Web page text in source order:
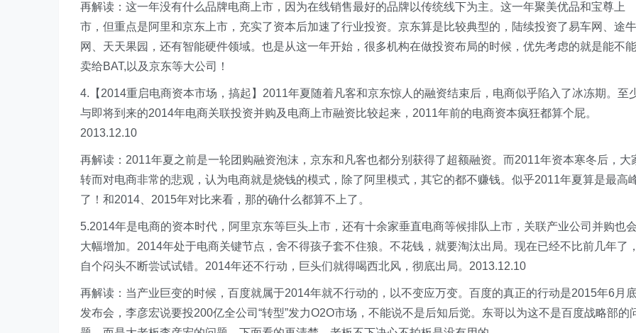
再解读：这一年没有什么品牌电商上市，因为在线销售最好的品牌以传统线下为主。这一年聚美优品和宝尊上
市，但重点是阿里和京东上市，充实了资本后加速了行业投资。京东算是比较典型的，陆续投资了易车网、途牛
网、天天果园，还有智能硬件领域。也是从这一年开始，很多机构在做投资布局的时候，优先考虑的就是能不能
卖给BAT,以及京东等大公司！
4.【2014重启电商资本市场，搞起】2011年夏随着凡客和京东惊人的融资结束后，电商似乎陷入了冰冻期。至
与即将到来的2014年电商关联投资并购及电商上市融资比较起来，2011年前的电商资本疯狂都算个屁。
2013.12.10
再解读：2011年夏之前是一轮团购融资泡沫，京东和凡客也都分别获得了超额融资。而2011年资本寒冬后，大
转而对电商非常的悲观，认为电商就是烧钱的模式，除了阿里模式，其它的都不赚钱。似乎2011年夏算是最高
了！和2014、2015年对比来看，那的确什么都算不上了。
5.2014年是电商的资本时代，阿里京东等巨头上市，还有十余家垂直电商等候排队上市，关联产业公司并购也会
大幅增加。2014年处于电商关键节点，舍不得孩子套不住狼。不花钱，就要淘汰出局。现在已经不比前几年了，
自个闷头不断尝试试错。2014年还不行动，巨头们就得喝西北风，彻底出局。2013.12.10
再解读：当产业巨变的时候，百度就属于2014年就不行动的，以不变应万变。百度的真正的行动是2015年6月
发布会，李彦宏说要投200亿全公司“转型”发力O2O市场，不能说不是后知后觉。东哥以为这不是百度战略部的